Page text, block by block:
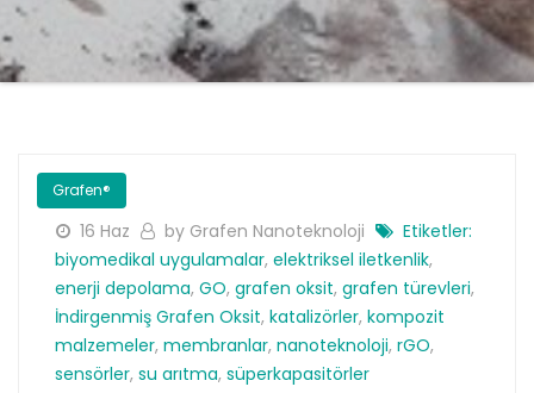
Grafen®
16 Haz by Grafen Nanoteknoloji
Etiketler:
biyomedikal uygulamalar, elektriksel iletkenlik,
enerji depolama, GO, grafen oksit, grafen türevleri,
İndirgenmiş Grafen Oksit, katalizörler, kompozit
malzemeler, membranlar, nanoteknoloji, rGO,
sensörler, su arıtma, süperkapasitörler